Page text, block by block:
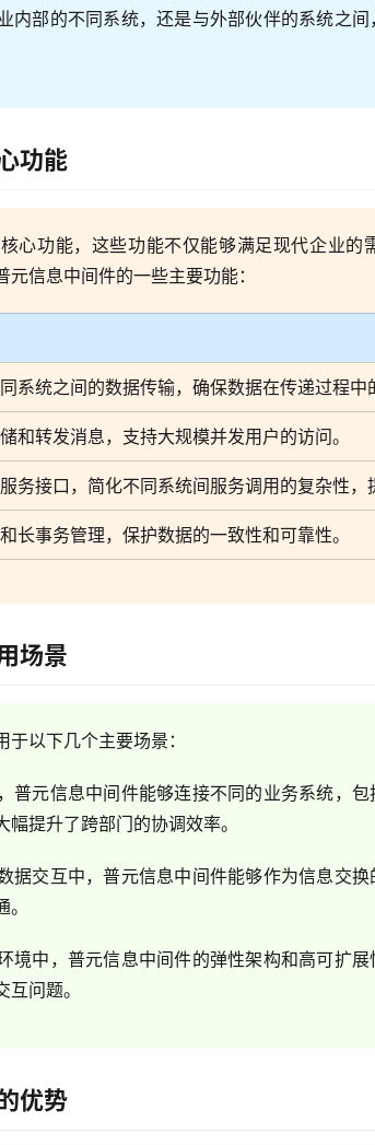
内部的不同系统，还是与外部伙伴的系统之
功能
心功能，这些功能不仅能够满足现代企业的
信息中间件的一些主要功能：
系统之间的数据传输，确保数据在传递过程中
和转发消息，支持大规模并发用户的访问。
务接口，简化不同系统间服务调用的复杂性，
长事务管理，保护数据的一致性和可靠性。
场景
以下几个主要场景：
普元信息中间件能够连接不同的业务系统，
提升了跨部门的协调效率。
据交互中，普元信息中间件能够作为信息交
境中，普元信息中间件的弹性架构和高可扩
问题。
优势